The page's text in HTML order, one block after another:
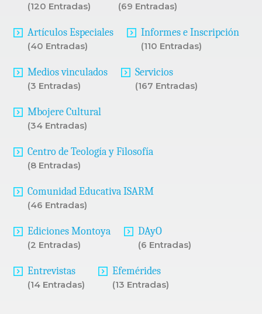
(120 Entradas) (69 Entradas)
Artículos Especiales
(40 Entradas)
Informes e Inscripción
(110 Entradas)
Medios vinculados
(3 Entradas)
Servicios
(167 Entradas)
Mbojere Cultural
(34 Entradas)
Centro de Teología y Filosofía
(8 Entradas)
Comunidad Educativa ISARM
(46 Entradas)
Ediciones Montoya
(2 Entradas)
DAyO
(6 Entradas)
Entrevistas
(14 Entradas)
Efemérides
(13 Entradas)